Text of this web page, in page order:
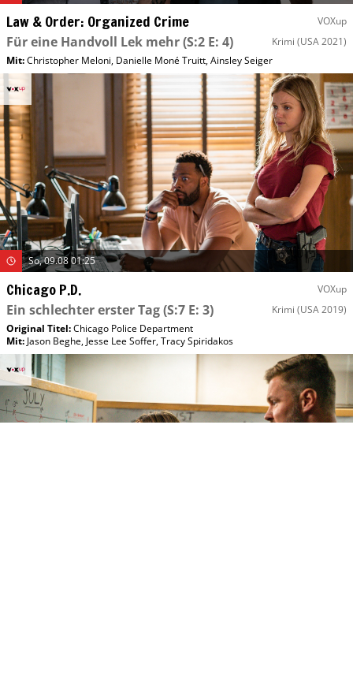
Law & Order: Organized Crime VOXup
Für eine Handvoll Lek mehr(S:2 E: 4) Krimi (USA 2021)
Mit:Christopher Meloni, Danielle Moné Truitt,Ainsley Seiger
So, 09.08 01:25
Chicago P.D. VOXup
Ein schlechter erster Tag(S:7 E: 3) Krimi (USA 2019)
Original Titel:Chicago Police Department
Mit: Jason Beghe, Jesse Lee Soffer,Tracy Spiridakos